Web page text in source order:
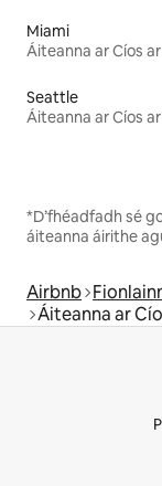
Miami
Seattle
*D’fhéadfadh sé
áiteanna áirithe
Airbnb
Áiteanna ar